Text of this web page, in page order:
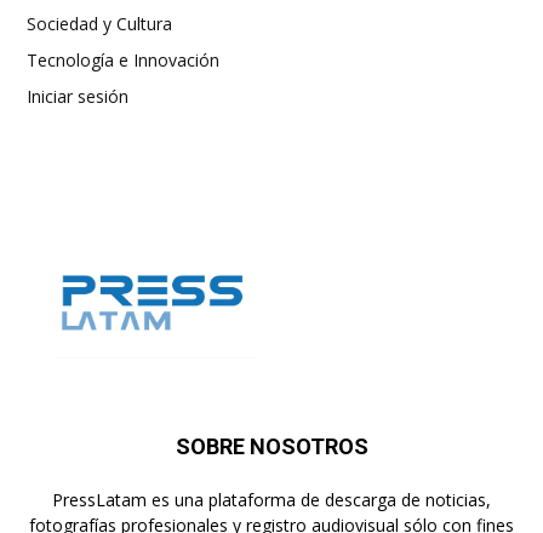
Sociedad y Cultura
Tecnología e Innovación
Iniciar sesión
SOBRE NOSOTROS
PressLatam es una plataforma de descarga de noticias,
fotografías profesionales y registro audiovisual sólo con fines